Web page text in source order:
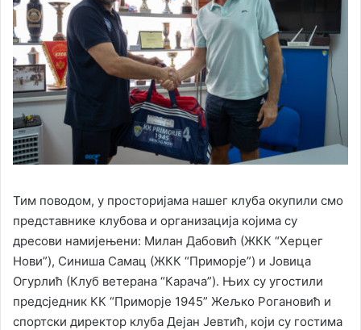
Тим поводом, у просторијама нашег клуба окупили смо
представнике клубова и организација којима су
дресови намијењени: Милан Дабовић (ЖКК “Херцег
Нови”), Синиша Самац (ЖКК “Приморје”) и Јовица
Огурлић (Клуб ветерана “Карача”). Њих су угостили
предсједник КК “Приморје 1945” Жељко Рогановић и
спортски директор клуба Дејан Јевтић, који су гостима